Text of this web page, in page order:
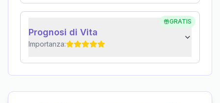
GRATIS
Prognosi di Vita
Importanza: